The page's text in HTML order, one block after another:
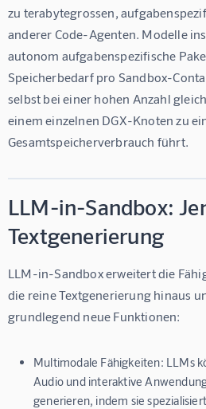
zu terabytegrossen,
anderer Code-Agenten. Modelle
autonom aufgabenspezifische
Speicherbedarf pro Sandbox-
selbst bei einer hohen Anzahl
einem einzelnen DGX-Knoten zu
Gesamtspeicherverbrauch führt.
LLM-in-Sandbox:
Textgenerierung
LLM-in-Sandbox erweitert die
die reine Textgenerierung hinaus
grundlegend neue Funktionen:
Multimodale Fähigkeiten: LLMs
Audio und interaktive
generieren, indem sie